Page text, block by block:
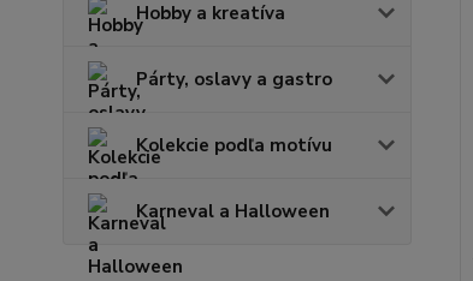
Hobby a kreatíva
Párty, oslavy a gastro
Kolekcie podľa motívu
Karneval a Halloween